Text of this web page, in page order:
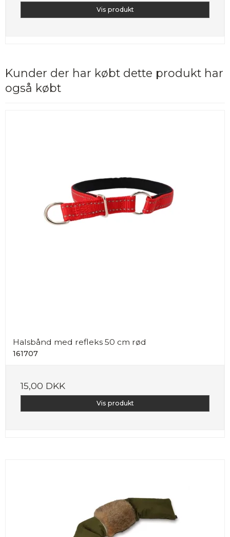
Vis produkt
Kunder der har købt dette produkt har
også købt
Halsbånd med refleks 50 cm rød
161707
15,00 DKK
Vis produkt